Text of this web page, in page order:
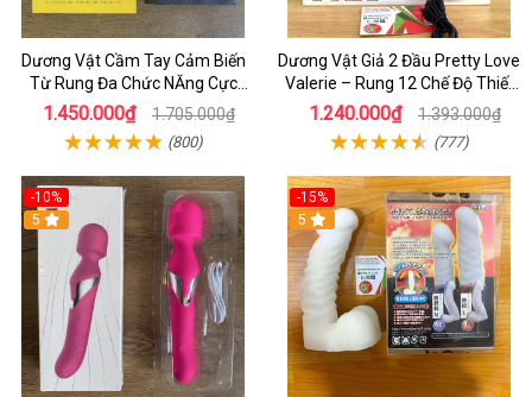
Dương Vật Cầm Tay Cảm Biến
Từ Rung Đa Chức NĂng Cực
Mạnh - Kết hợp Toả Nhiệt Rung
Nhánh
1.450.000₫ 1.705.000₫
(800)
Dương Vật Giả 2 Đầu Pretty Love
Valerie – Rung 12 Chế Độ Thiết
Kế Cho Cặp Đôi Nữ
1.240.000₫ 1.393.000₫
(777)
-10%
5
-15%
5